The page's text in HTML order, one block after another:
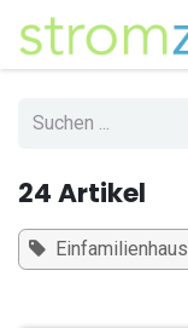
Zum Inhalt springen
24 Artikel
Einfamilienhaus